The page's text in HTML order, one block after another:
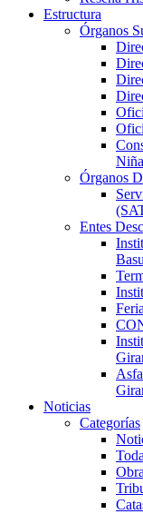
Estructura
Órganos
Órganos
Entes
Noticias
Categorías